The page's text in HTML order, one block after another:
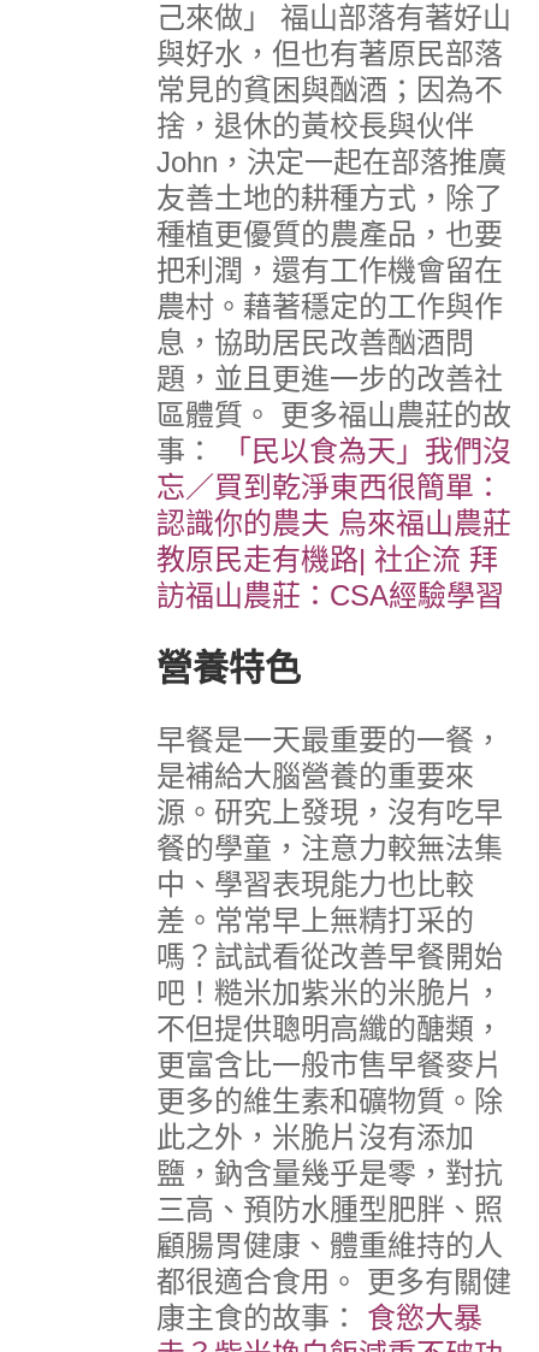
己來做」
福山部落有著好山
與好水，但也有著原民部落
常見的貧困與酗酒；因為不
捨，退休的黃校長與伙伴
John，決定一起在部落推廣
友善土地的耕種方式，除了
種植更優質的農產品，也要
把利潤，還有工作機會留在
農村。藉著穩定的工作與作
息，協助居民改善酗酒問
題，並且更進一步的改善社
區體質。 更多福山農莊的故
事：
「民以食為天」我們沒
忘／買到乾淨東西很簡單：
認識你的農夫 烏來福山農莊
教原民走有機路| 社企流 拜
訪福山農莊：CSA經驗學習
營養特色
早餐是一天最重要的一餐，
是補給大腦營養的重要來
源。研究上發現，沒有吃早
餐的學童，注意力較無法集
中、學習表現能力也比較
差。常常早上無精打采的
嗎？試試看從改善早餐開始
吧！糙米加紫米的米脆片，
不但提供聰明高纖的醣類，
更富含比一般市售早餐麥片
更多的維生素和礦物質。除
此之外，米脆片沒有添加
鹽，鈉含量幾乎是零，對抗
三高、預防水腫型肥胖、照
顧腸胃健康、體重維持的人
都很適合食用。 更多有關健
康主食的故事： 食慾大暴